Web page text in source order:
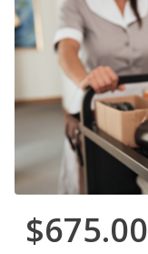
$675.00